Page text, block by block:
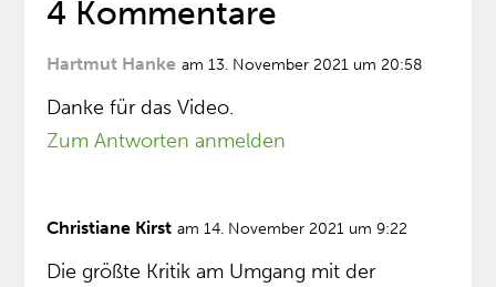
4 Kommentare
Hartmut Hanke am 13. November 2021 um 20:58
Danke für das Video.
Zum Antworten anmelden
Christiane Kirst am 14. November 2021 um 9:22
Die größte Kritik am Umgang mit der